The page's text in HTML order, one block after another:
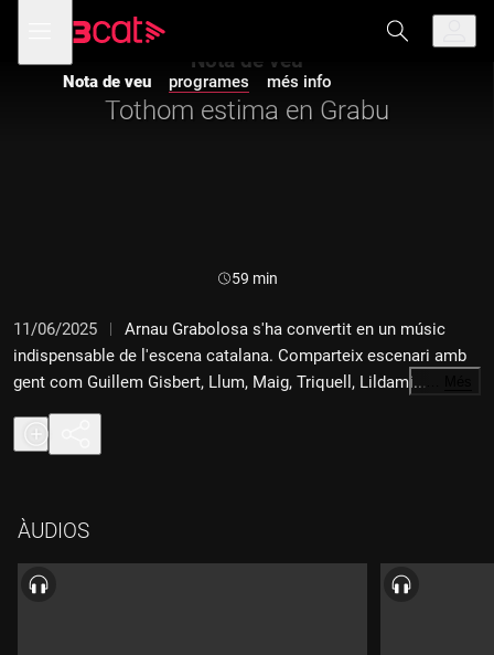
navegació
principal
menú
de
Nota de veu programes més info
Nota de veu
Tothom estima en Grabu
Durada:
59 min
11/06/2025
Arnau Grabolosa s'ha convertit en un músic
indispensable de l'escena catalana. Comparteix escenari amb
gent com Guillem Gisbert, Llum, Maig, Triquell, Lildami... Per
què tothom el vol al seu grup?
ÀUDIOS